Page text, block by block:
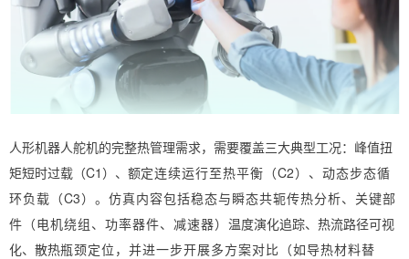
人形机器人舵机的完整热管理需求，需要覆盖三大典型工况：峰值扭
矩短时过载（C1） 、额定连续运行至热平衡（C2）、动态步态循
环负载（C3） 。仿真内容包括稳态与瞬态共轭传热分析、关键部
件（电机绕组、功率器件、减速器） 温度演化追踪、热流路径可视
化、散热瓶颈定位，并进一步开展多方案对比（如导热材料替